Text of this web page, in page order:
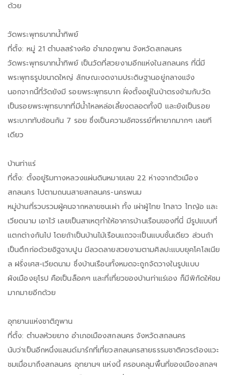
ด้วย
วัดพระพุทธบาทน้ำทิพย์
ที่ตั้ง: หมู่ 21 ตำบลสร้างค้อ อำเภอภูพาน จังหวัดสกลนคร
วัดพระพุทธบาทน้ำทิพย์ เป็นวัดที่สวยงามอีกแห่งในสกลนคร ที่นี่มี
พระพุทธรูปขนาดใหญ่ ลักษณะงดงามประดิษฐานอยู่กลางแจ้ง
นอกจากนี้ที่วัดยังมี รอยพระพุทธบาท ฝั่งตั้งอยู่ในป่าตรงข้ามกับวัด
เป็นรอยพระพุทธบาทที่มีน้ำไหลหล่อเลี้ยงตลอดทั้งปี และยังเป็นรอย
พระบาททับซ้อนกัน 7 รอย ซึ่งเป็นความอัศจรรย์ที่หายากมากๆ เลยที
เดียว
บ้านท่าแร่
ที่ตั้ง: ตั้งอยู่ริมทางหลวงแผ่นดินหมายเลข 22 ห่างจากตัวเมือง
สกลนคร ไปตามถนนสายสกลนคร-นครพนม
หมู่บ้านที่รวบรวมผู้คนจากหลายชนเผ่า ทั้ง เผ่าผู้ไทย ไทลาว ไทญ้อ และ
เวียดนาม เอาไว้ เลยเป็นสาเหตุทำให้อาคารบ้านเรือนของที่นี่ มีรูปแบบที่
แตกต่างกันไป โดยถ้าเป็นบ้านไม้เรือนแถวจะเป็นแบบชั้นเดียว ส่วนถ้า
เป็นตึกก่อด้วยอิฐฉาบปูน มีลวดลายสวยงามตามศิลปะแบบยุคโคโลเนีย
ล ฝรั่งเศส-เวียดนาม ซึ่งบ้านเรือนทั้งหมดจะถูกจัดวางในรูปแบบ
ผังเมืองยุโรป คือเป็นล็อคๆ และที่เที่ยวของบ้านท่าแร่เอง ก็มีพิกัดให้ชม
มากมายอีกด้วย
อุทยานแห่งชาติภูพาน
ที่ตั้ง: ตำบลห้วยยาง อำเภอเมืองสกลนคร จังหวัดสกลนคร
นับว่าเป็นอีกหนึ่งแลนด์มาร์กที่เที่ยวสกลนครสายธรรมชาติควรต้องแวะ
ชมเมื่อมาถึงสกลนคร อุทยานฯ แห่งนี้ ครอบคลุมพื้นที่ของเมืองสกลฯ